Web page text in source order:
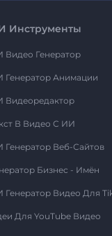
Инструменты
Видео Генератор
Генератор Анимации
Видеоредактор
В Видео С ИИ
Генератор Веб-Сайтов
Бизнес - Имён
Генератор Видео Для
Для YouTube Видео